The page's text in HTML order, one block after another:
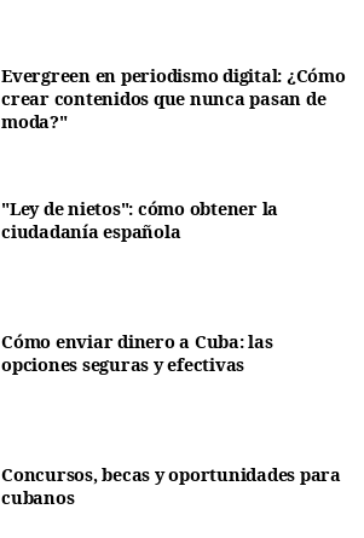
Evergreen en periodismo digital: ¿Cómo
crear contenidos que nunca pasan de
moda?"
"Ley de nietos": cómo obtener la
ciudadanía española
Cómo enviar dinero a Cuba: las
opciones seguras y efectivas
Concursos, becas y oportunidades para
cubanos